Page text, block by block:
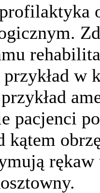
w
pacjenci
kątem